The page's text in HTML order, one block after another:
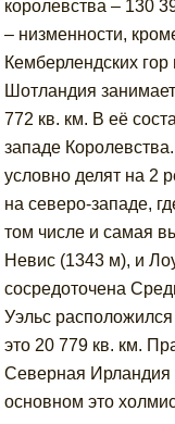
королевства – 130
– низменности,
Кемберлендских
Шотландия
772 кв. км. В её
западе
условно делят на 2
на северо-западе,
том числе и самая
Невис (1343 м), и
сосредоточена
Уэльс
это 20 779 кв. км.
Северная Ирландия
основном это